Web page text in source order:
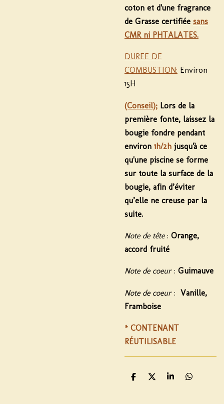
coton et d'une fragrance
de Grasse certifiée sans
CMR ni PHTALATES.
DUREE DE
COMBUSTION: Environ
15H
(Conseil); Lors de la
première fonte, laissez la
bougie fondre pendant
environ 1h/2h jusqu'à ce
qu'une piscine se forme
sur toute la surface de la
bougie, afin d’éviter
qu’elle ne creuse par la
suite.
Note de tête: Orange,
accord fruité
Note de coeur: Guimauve
Note de coeur: Vanille,
Framboise
* CONTENANT
RÉUTILISABLE
P
P
P
P